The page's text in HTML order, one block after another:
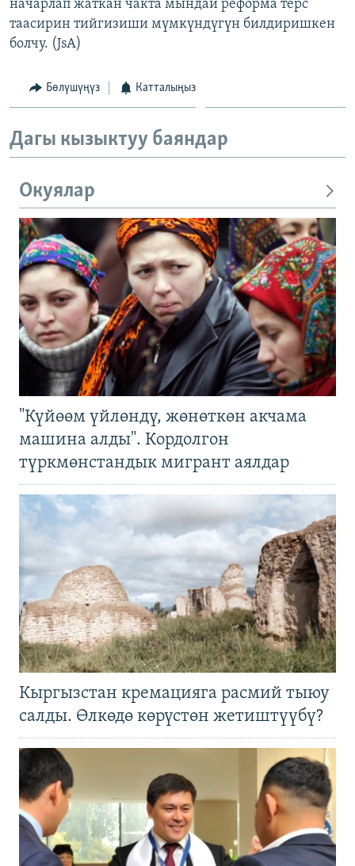
начарлап жаткан чакта мындай реформа терс
таасирин тийгизиши мүмкүндүгүн билдиришкен
болчу. (JsA)
Бөлүшүңүз Катталыңыз
Дагы кызыктуу баяндар
Окуялар
"Күйөөм үйлөндү, жөнөткөн акчама
машина алды". Кордолгон
түркмөнстандык мигрант аялдар
Кыргызстан кремацияга расмий тыюу
салды. Өлкөдө көрүстөн жетиштүүбү?